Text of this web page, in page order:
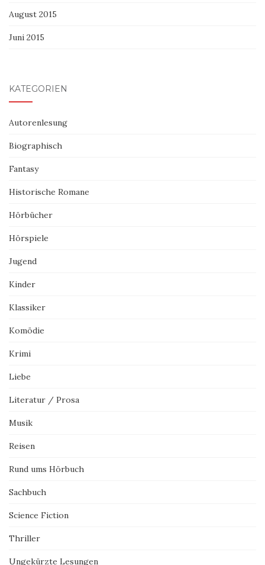
August 2015
Juni 2015
KATEGORIEN
Autorenlesung
Biographisch
Fantasy
Historische Romane
Hörbücher
Hörspiele
Jugend
Kinder
Klassiker
Komödie
Krimi
Liebe
Literatur / Prosa
Musik
Reisen
Rund ums Hörbuch
Sachbuch
Science Fiction
Thriller
Ungekürzte Lesungen